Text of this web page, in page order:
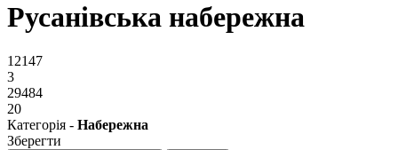
Русанівська набережна
12147
3
29484
20
Категорія - Набережна
Зберегти